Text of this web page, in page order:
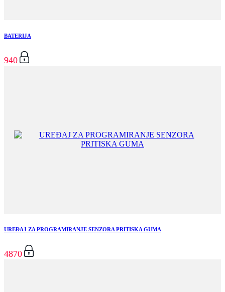
BATERIJA
940
UREĐAJ ZA PROGRAMIRANJE SENZORA PRITISKA GUMA
4870